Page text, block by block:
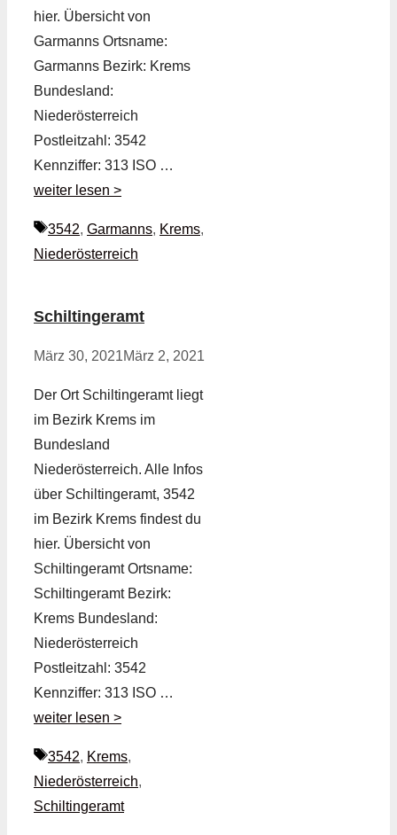
hier. Übersicht von
Garmanns Ortsname:
Garmanns Bezirk: Krems
Bundesland:
Niederösterreich
Postleitzahl: 3542
Kennziffer: 313 ISO …
weiter lesen >
Schlagwörter
3542, Garmanns, Krems,
Niederösterreich
Schiltingeramt
März 30, 2021März 2, 2021
Der Ort Schiltingeramt liegt
im Bezirk Krems im
Bundesland
Niederösterreich. Alle Infos
über Schiltingeramt, 3542
im Bezirk Krems findest du
hier. Übersicht von
Schiltingeramt Ortsname:
Schiltingeramt Bezirk:
Krems Bundesland:
Niederösterreich
Postleitzahl: 3542
Kennziffer: 313 ISO …
weiter lesen >
Schlagwörter
3542, Krems,
Niederösterreich,
Schiltingeramt